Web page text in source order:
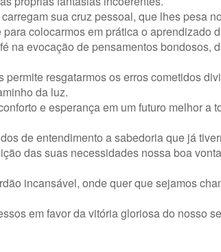
sua cruz pessoal, que lhes pesa
colocarmos em prática o aprendizado
na evocação de pensamentos bondosos,
resgatarmos os erros cometidos
da luz.
e esperança em um futuro melhor a
de entendimento a sabedoria que já
das suas necessidades nossa boa
incansável, onde quer que sejamos
em favor da vitória gloriosa do nosso